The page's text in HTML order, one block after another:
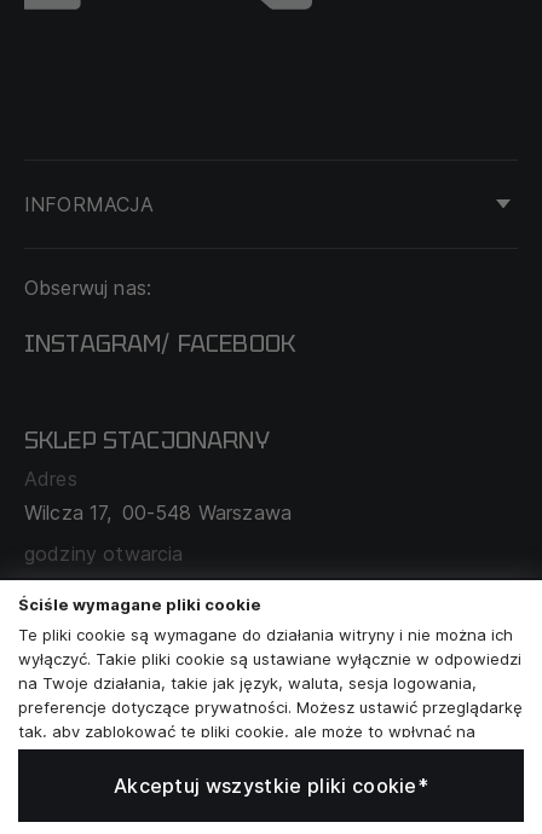
INFORMACJA
DOSTAWA I PŁATNOŚĆ
O NAS
MAPA SERWISU
ZAMÓWIENIA KORPORACYJNE
WSPÓŁPRACA Z PARTNERAMI
Obserwuj nas:
INSTAGRAM/ FACEBOOK
SKLEP STACJONARNY
Adres
Wilcza 17, 00-548 Warszawa
godziny otwarcia
poniedziałek - sobota: 11:00 - 19:00
Skontaktuj się z nami
+48573581161
info@reytel.pl
Ściśle wymagane pliki cookie
Te pliki cookie są wymagane do działania witryny i nie można ich
wyłączyć. Takie pliki cookie są ustawiane wyłącznie w odpowiedzi
na Twoje działania, takie jak język, waluta, sesja logowania,
preferencje dotyczące prywatności. Możesz ustawić przeglądarkę
tak, aby zablokować te pliki cookie, ale może to wpłynąć na
sposób działania naszej witryny.
Analizy i statystykiAkceptuj wszystkie pliki cookie*